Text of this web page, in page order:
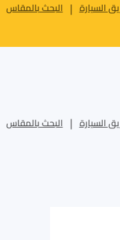
السيارة البحث بالمقاس
السيارة البحث بالمقاس